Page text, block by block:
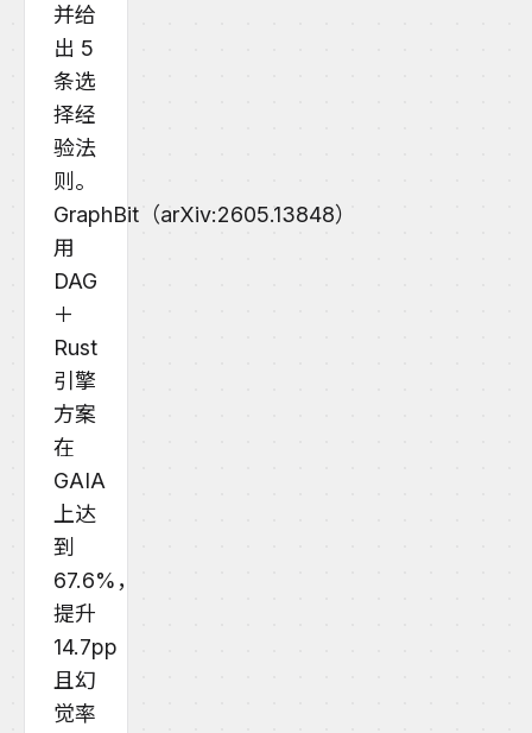
并给
出 5
条选
择经
验法
则。
GraphBit（arXiv:2605.13848）
用
DAG
＋
Rust
引擎
方案
在
GAIA
上达
到
67.6%，
提升
14.7pp
且幻
觉率